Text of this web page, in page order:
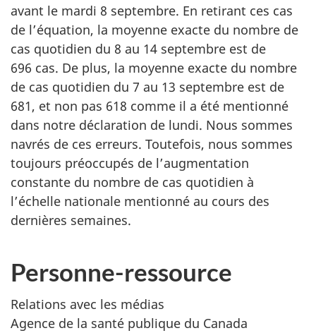
avant le mardi 8 septembre. En retirant ces cas
de l’équation, la moyenne exacte du nombre de
cas quotidien du 8 au 14 septembre est de
696 cas. De plus, la moyenne exacte du nombre
de cas quotidien du 7 au 13 septembre est de
681, et non pas 618 comme il a été mentionné
dans notre déclaration de lundi. Nous sommes
navrés de ces erreurs. Toutefois, nous sommes
toujours préoccupés de l’augmentation
constante du nombre de cas quotidien à
l’échelle nationale mentionné au cours des
dernières semaines.
Personne-ressource
Relations avec les médias
Agence de la santé publique du Canada